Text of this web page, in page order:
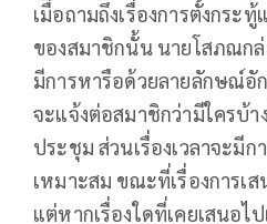
เมื่อถามถึงเรื่องการตั้งกระ
ของสมาชิกนั้น นายโสภณก
มีการหารือด้วยลายลักษณ์อั
จะแจ้งต่อสมาชิกว่ามีใครบ้
ประชุม ส่วนเรื่องเวลาจะมี
เหมาะสม ขณะที่เรื่องการเ
แต่หากเรื่องใดที่เคยเสนอไ